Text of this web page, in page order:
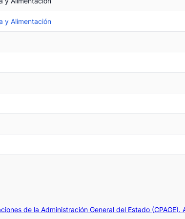
y Alimentación
de la Administración General del Estado (CPAGE).